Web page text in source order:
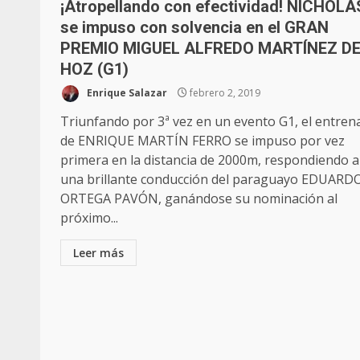
¡Atropellando con efectividad!
se impuso con solvencia en el GRAN
PREMIO MIGUEL ALFREDO MARTÍNEZ DE
HOZ (G1)
Enrique Salazar febrero 2, 2019
Triunfando por 3ª vez en un evento G1, el
de ENRIQUE MARTÍN FERRO se impuso por vez
primera en la distancia de 2000m, respondiendo a
una brillante conducción del paraguayo
ORTEGA PAVÓN, ganándose su nominación al
próximo...
Leer más